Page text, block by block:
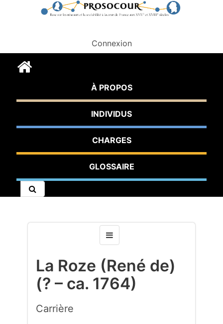
Connexion
À PROPOS
INDIVIDUS
CHARGES
GLOSSAIRE
La Roze (René de)
(? – ca. 1764)
Carrière